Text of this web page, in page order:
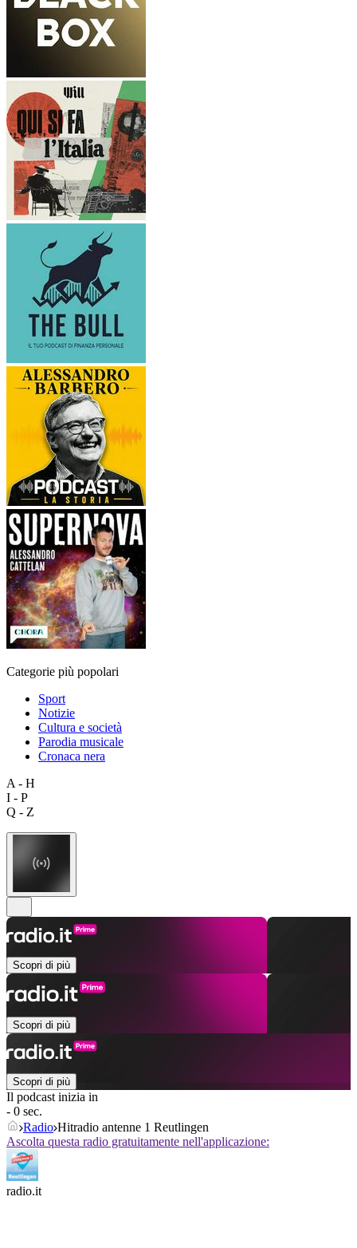
Categorie più popolari
Sport
Notizie
Cultura e società
Parodia musicale
Cronaca nera
A - H
I - P
Q - Z
Scopri di più
Scopri di più
Scopri di più
Il podcast inizia in
- 0 sec.
Radio Hitradio antenne 1 Reutlingen
Ascolta questa radio gratuitamente nell'applicazione:
radio.it